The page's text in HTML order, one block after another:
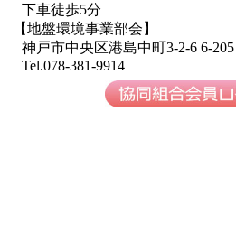
下車徒歩5分
【地盤環境事業部会】
神戸市中央区港島中町3-2-6 6-205
Tel.078-381-9914